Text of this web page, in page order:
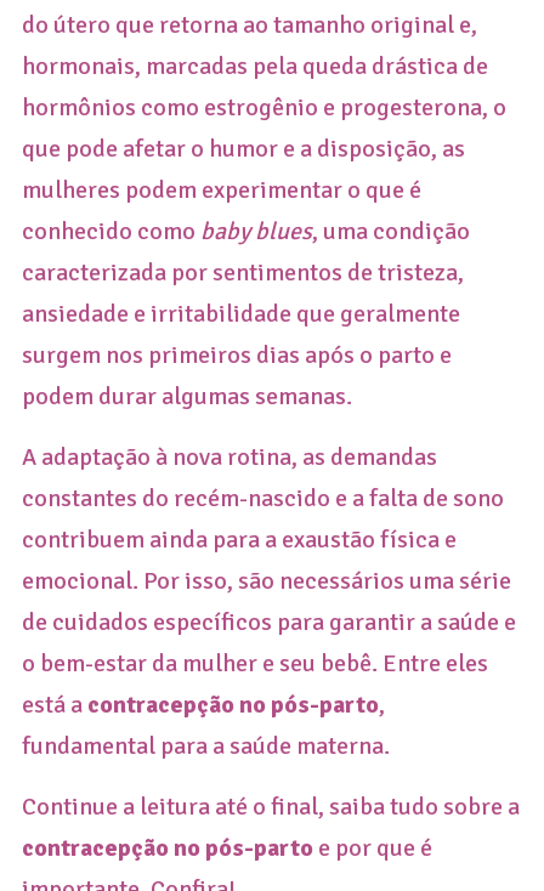
do útero que retorna ao tamanho original e,
hormonais, marcadas pela queda drástica de
hormônios como estrogênio e progesterona, o
que pode afetar o humor e a disposição, as
mulheres podem experimentar o que é
conhecido como baby blues, uma condição
caracterizada por sentimentos de tristeza,
ansiedade e irritabilidade que geralmente
surgem nos primeiros dias após o parto e
podem durar algumas semanas.
A adaptação à nova rotina, as demandas
constantes do recém-nascido e a falta de sono
contribuem ainda para a exaustão física e
emocional. Por isso, são necessários uma série
de cuidados específicos para garantir a saúde e
o bem-estar da mulher e seu bebê. Entre eles
está a contracepção no pós-parto,
fundamental para a saúde materna.
Continue a leitura até o final, saiba tudo sobre a
contracepção no pós-parto e por que é